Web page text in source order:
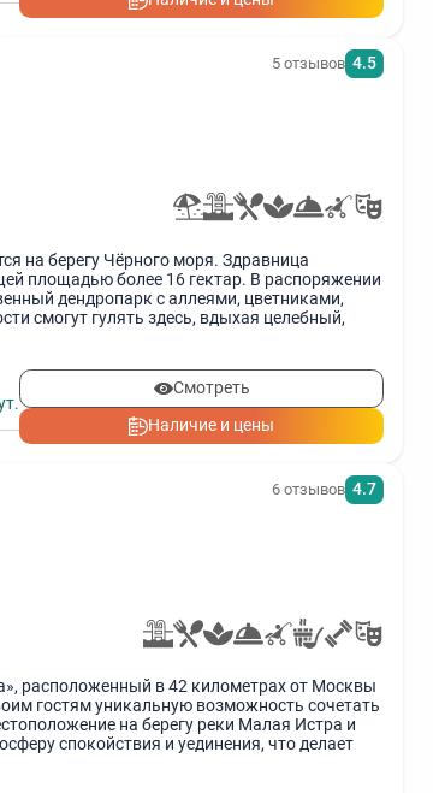
5 отзывов 4.5
на берегу Чёрного моря. Здравница
площадью более 16 гектар. В распоряжении
дендропарк с аллеями, цветниками,
смогут гулять здесь, вдыхая целебный,
Смотреть
Наличие и цены
6 отзывов 4.7
расположенный в 42 километрах от Москвы
гостям уникальную возможность сочетать
на берегу реки Малая Истра и
спокойствия и уединения, что делает
сил и улучшения здоровья.